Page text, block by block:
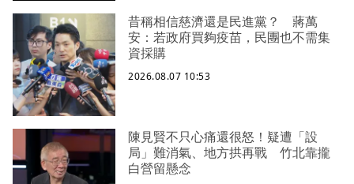
昔稱相信慈濟還是民進黨？ 蔣萬
安：若政府買夠疫苗，民團也不需集
資採購
2026.08.07 10:53
陳見賢不只心痛還很怒！疑遭「設
局」難消氣、地方拱再戰 竹北靠攏
白營留懸念